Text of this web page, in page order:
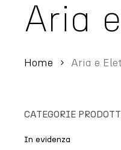
Aria
Home Aria e
CATEGORIE
In evidenza